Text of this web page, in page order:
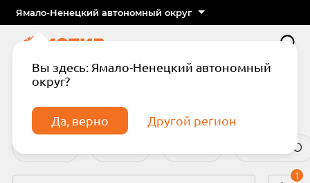
Ямало-Ненецкий автономный округ
Вы здесь: Ямало-Ненецкий автономный
округ?
Да, верно Другой регион
Главная
Аксессуары
BoraSCO
1